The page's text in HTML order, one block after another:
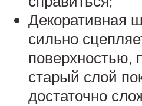
Декоративная
сильно
поверхностью,
старый слой
достаточно